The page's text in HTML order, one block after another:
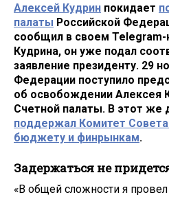
Алексей Кудрин покидает
палаты Российской
сообщил в своем Telegram-
Кудрина, он уже подал
заявление президенту. 29
Федерации поступило
об освобождении Алексея
Счетной палаты. В этот же
поддержал Комитет
бюджету и финрынкам.
Задержаться не
«В общей сложности я